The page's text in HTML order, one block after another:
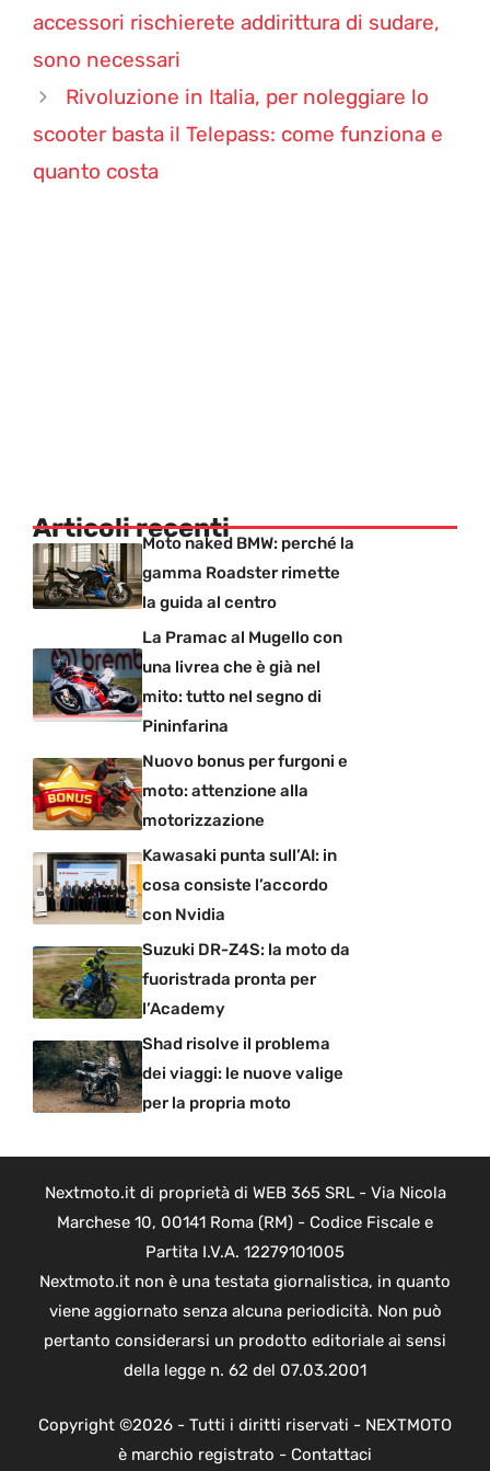
accessori rischierete addirittura di sudare,
sono necessari
Rivoluzione in Italia, per noleggiare lo
scooter basta il Telepass: come funziona e
quanto costa
Articoli recentiMoto naked BMW: perché la
gamma Roadster rimette
la guida al centro
La Pramac al Mugello con
una livrea che è già nel
mito: tutto nel segno di
Pininfarina
Nuovo bonus per furgoni e
moto: attenzione alla
motorizzazione
Kawasaki punta sull’AI: in
cosa consiste l’accordo
con Nvidia
Suzuki DR-Z4S: la moto da
fuoristrada pronta per
l’Academy
Shad risolve il problema
dei viaggi: le nuove valige
per la propria moto
Nextmoto.it di proprietà di WEB 365 SRL - Via Nicola
Marchese 10, 00141 Roma (RM) - Codice Fiscale e
Partita I.V.A. 12279101005
Nextmoto.it non è una testata giornalistica, in quanto
viene aggiornato senza alcuna periodicità. Non può
pertanto considerarsi un prodotto editoriale ai sensi
della legge n. 62 del 07.03.2001
Copyright ©2026 - Tutti i diritti riservati - NEXTMOTO
è marchio registrato - Contattaci